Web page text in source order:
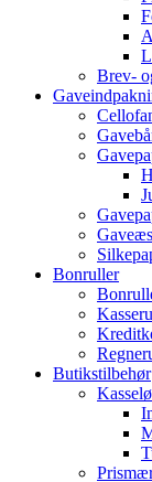
Brev-
Bonruller
Butikstilbehør